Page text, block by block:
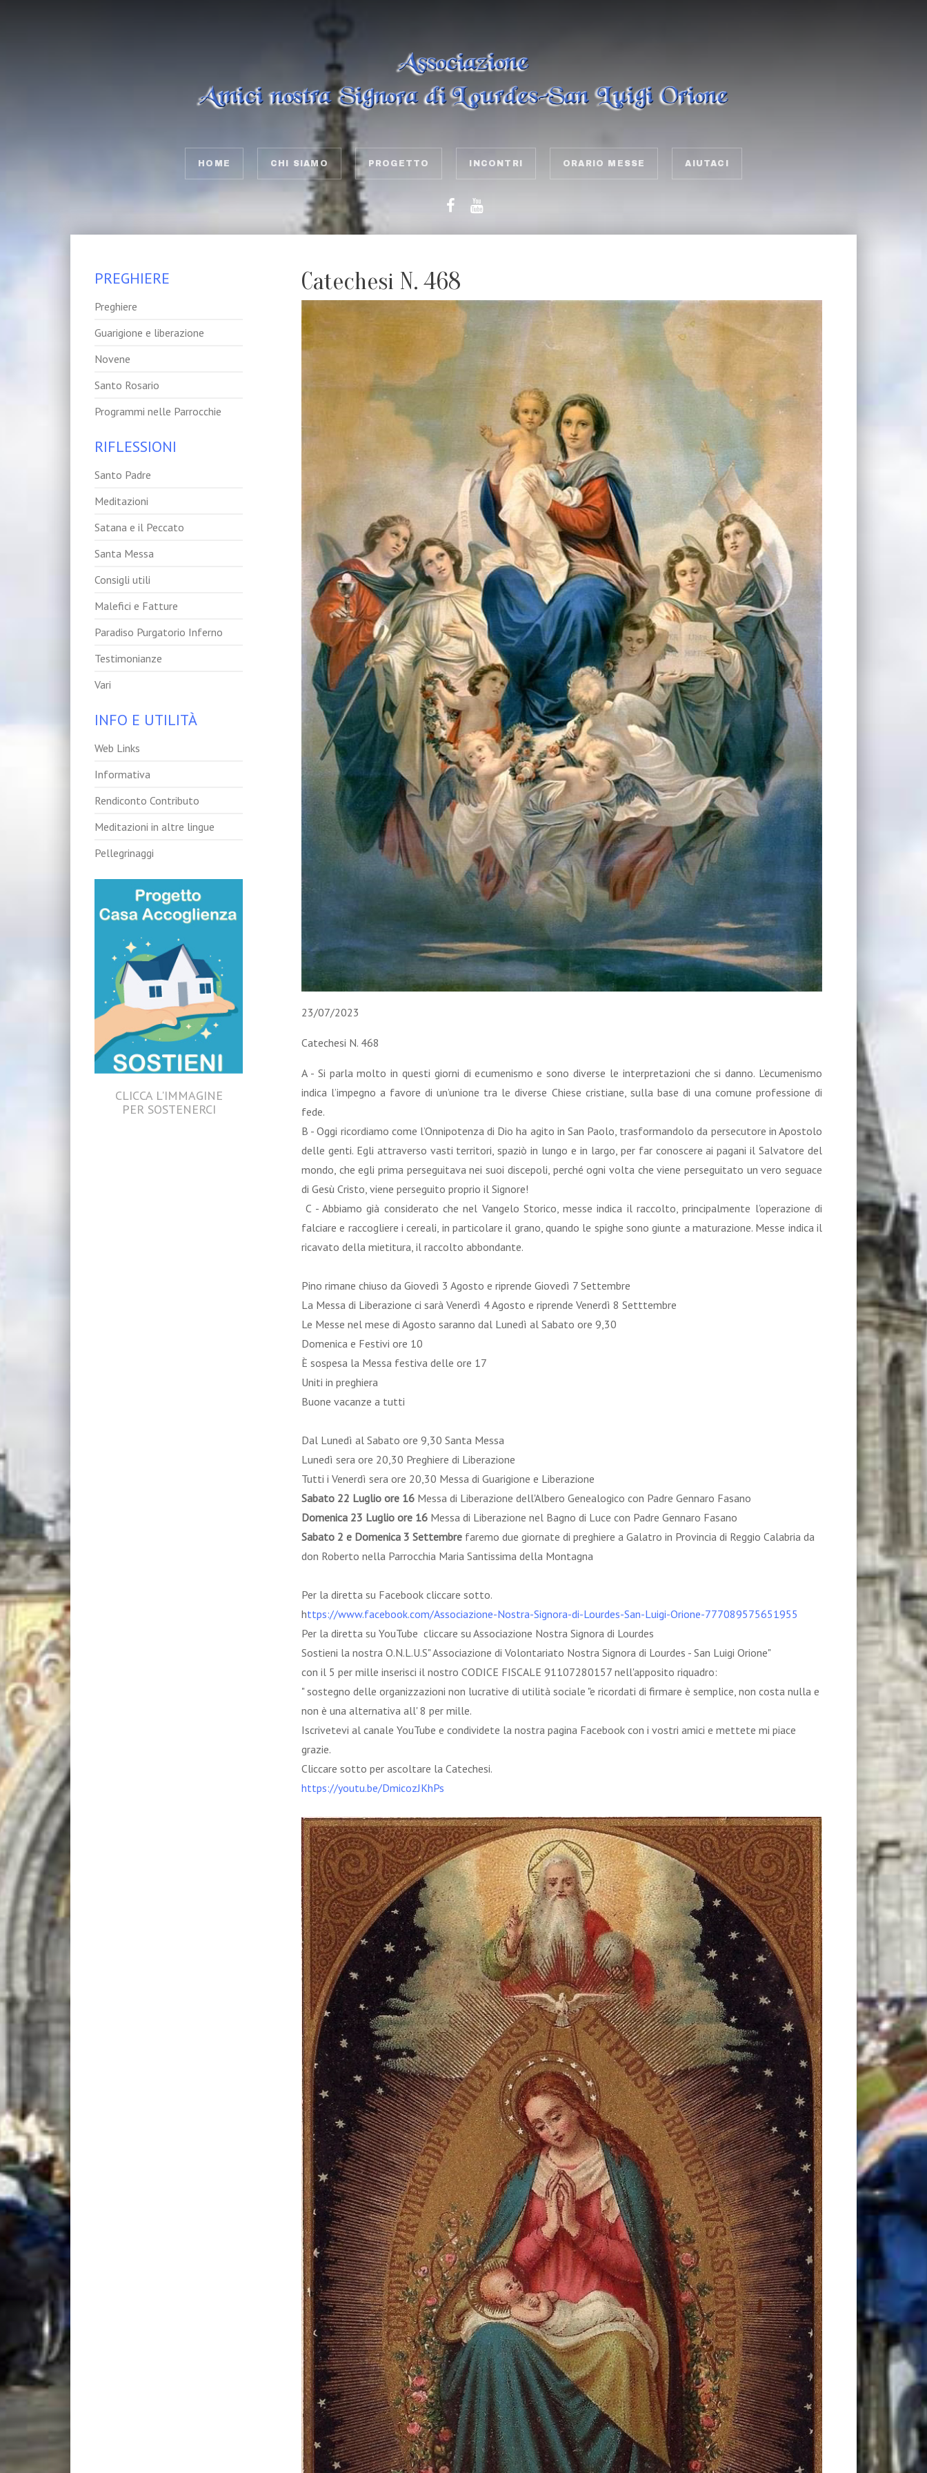
HOME CHI SIAMO PROGETTO INCONTRI ORARIO MESSE AIUTACI
PREGHIERE
Preghiere
Guarigione e liberazione
Novene
Santo Rosario
Programmi nelle Parrocchie
RIFLESSIONI
Santo Padre
Meditazioni
Satana e il Peccato
Santa Messa
Consigli utili
Malefici e Fatture
Paradiso Purgatorio Inferno
Testimonianze
Vari
INFO E UTILITÀ
Web Links
Informativa
Rendiconto Contributo
Meditazioni in altre lingue
Pellegrinaggi
CLICCA L'IMMAGINE
PER SOSTENERCI
Catechesi N. 468
23/07/2023
Catechesi N. 468
A - Si parla molto in questi giorni di ecumenismo e sono diverse le interpretazioni che si danno. L’ecumenismo
indica l’impegno a favore di un’unione tra le diverse Chiese cristiane, sulla base di una comune professione di
fede.
B - Oggi ricordiamo come l’Onnipotenza di Dio ha agito in San Paolo, trasformandolo da persecutore in Apostolo
delle genti. Egli attraverso vasti territori, spaziò in lungo e in largo, per far conoscere ai pagani il Salvatore del
mondo, che egli prima perseguitava nei suoi discepoli, perché ogni volta che viene perseguitato un vero seguace
di Gesù Cristo, viene perseguito proprio il Signore!
C - Abbiamo già considerato che nel Vangelo Storico, messe indica il raccolto, principalmente l’operazione di
falciare e raccogliere i cereali, in particolare il grano, quando le spighe sono giunte a maturazione. Messe indica il
ricavato della mietitura, il raccolto abbondante.
Pino rimane chiuso da Giovedì 3 Agosto e riprende Giovedì 7 Settembre
La Messa di Liberazione ci sarà Venerdì 4 Agosto e riprende Venerdì 8 Setttembre
Le Messe nel mese di Agosto saranno dal Lunedì al Sabato ore 9,30
Domenica e Festivi ore 10
È sospesa la Messa festiva delle ore 17
Uniti in preghiera
Buone vacanze a tutti
Dal Lunedì al Sabato ore 9,30 Santa Messa
Lunedì sera ore 20,30 Preghiere di Liberazione
Tutti i Venerdì sera ore 20,30 Messa di Guarigione e Liberazione
Sabato 22 Luglio ore 16 Messa di Liberazione dell'Albero Genealogico con Padre Gennaro Fasano
Domenica 23 Luglio ore 16 Messa di Liberazione nel Bagno di Luce con Padre Gennaro Fasano
Sabato 2 e Domenica 3 Settembre faremo due giornate di preghiere a Galatro in Provincia di Reggio Calabria da
don Roberto nella Parrocchia Maria Santissima della Montagna
Per la diretta su Facebook cliccare sotto.
https://www.facebook.com/Associazione-Nostra-Signora-di-Lourdes-San-Luigi-Orione-777089575651955
Per la diretta su YouTube cliccare su Associazione Nostra Signora di Lourdes
Sostieni la nostra O.N.L.U.S" Associazione di Volontariato Nostra Signora di Lourdes - San Luigi Orione"
con il 5 per mille inserisci il nostro CODICE FISCALE 91107280157 nell'apposito riquadro:
" sostegno delle organizzazioni non lucrative di utilità sociale "e ricordati di firmare è semplice, non costa nulla e
non è una alternativa all' 8 per mille.
Iscrivetevi al canale YouTube e condividete la nostra pagina Facebook con i vostri amici e mettete mi piace
grazie.
Cliccare sotto per ascoltare la Catechesi.
https://youtu.be/DmicozJKhPs